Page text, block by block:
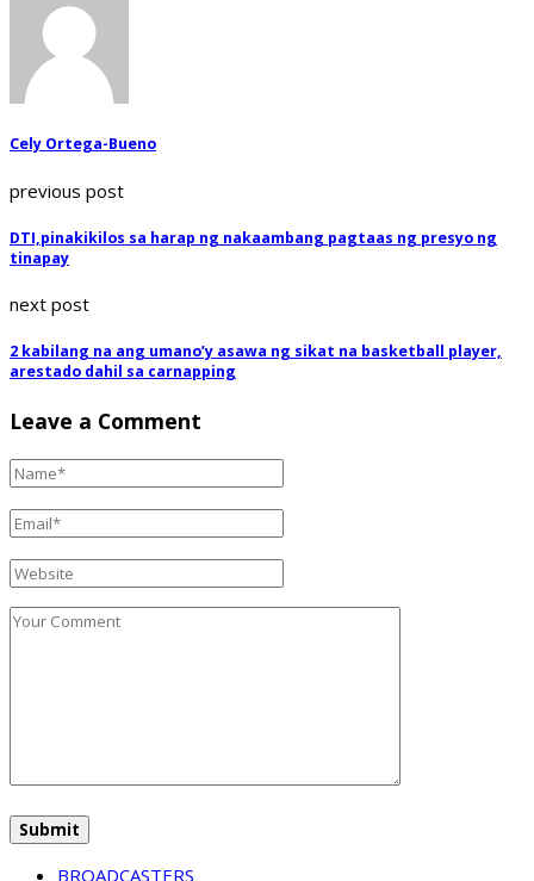
Cely Ortega-Bueno
previous post
DTI,pinakikilos sa harap ng nakaambang pagtaas ng presyo ng
tinapay
next post
2 kabilang na ang umano’y asawa ng sikat na basketball player,
arestado dahil sa carnapping
Leave a Comment
BROADCASTERS